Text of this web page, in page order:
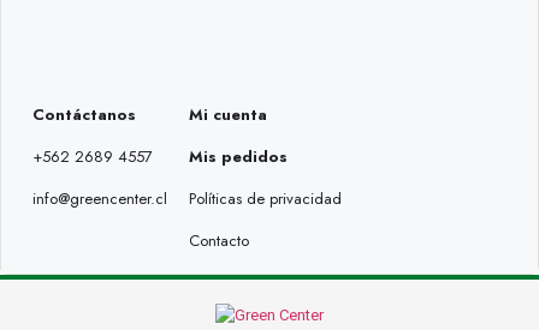
Contáctanos
+562 2689 4557
info@greencenter.cl
Mi cuenta
Mis pedidos
Políticas de privacidad
Contacto